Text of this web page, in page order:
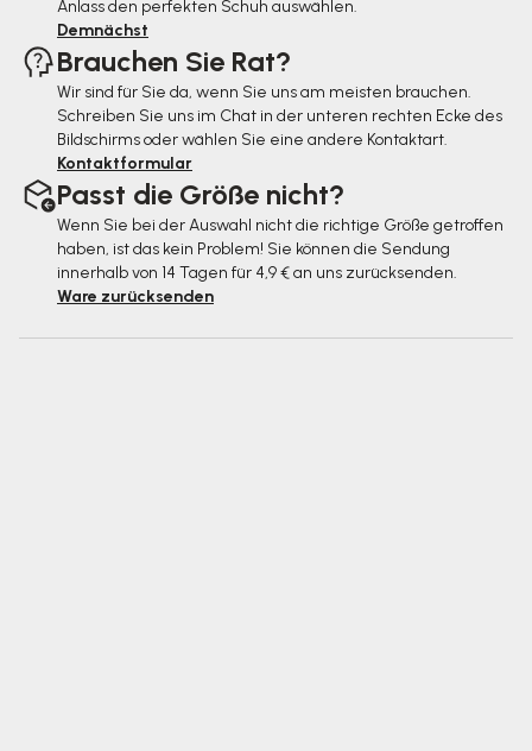
Anlass den perfekten Schuh auswählen.
Demnächst
Brauchen Sie Rat?
Wir sind für Sie da, wenn Sie uns am meisten brauchen.
Schreiben Sie uns im Chat in der unteren rechten Ecke des
Bildschirms oder wählen Sie eine andere Kontaktart.
Kontaktformular
Passt die Größe nicht?
Wenn Sie bei der Auswahl nicht die richtige Größe getroffen
haben, ist das kein Problem! Sie können die Sendung
innerhalb von 14 Tagen für 4,9 € an uns zurücksenden.
Ware zurücksenden